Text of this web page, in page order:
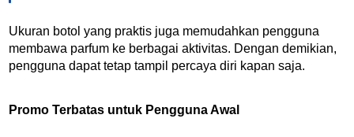
Ukuran botol yang praktis juga memudahkan pengguna
membawa parfum ke berbagai aktivitas. Dengan demikian,
pengguna dapat tetap tampil percaya diri kapan saja.
Promo Terbatas untuk Pengguna Awal